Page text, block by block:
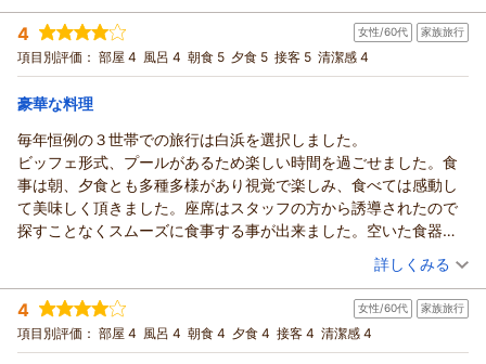
てなしと、快適なご滞在をご提供できるよう努めてまいりま
す。
ぜひまた季節を変えて当館へお越しくださいませ。
スタッフ一同、またのお越しを心よりお待ち申し上げておりま
す。
宮本
（返信日：2026/08/03）
宿泊時期： 2026年07月宿泊 (恋人旅行)
投稿者： かすみちゃんさん
宿泊プラン： 和歌山県大阪府奈良県三重県在住の皆様限定プラン♪秘密の2つ
の特典付き♪
ツイン 朝・夕
宿泊価格帯：
白浜古賀の井リゾート＆スパからの返信
かすみちゃん様
この度は白浜古賀の井リゾート＆スパにご宿泊いただき誠にあ
りがとうございます。
また温かいお褒めのお言葉をいただき、重ねて御礼申し上げま
ご滞在中のお力になれましたこと、スタッフ一同大変嬉しく拝
読いたしました。
これからも皆様に心に残るひとときをお過ごしいただけるよ
う、より一層心を込めたおもてなしに努めてまいります。
4 女性/60代 家族旅行
項目別評価： 部屋 4 風呂 4 朝食 5 夕食 5 接客 5 清潔感 4
豪華な料理
毎年恒例の３世帯での旅行は白浜を選択しました。
ビッフェ形式、プールがあるため楽しい時間を過ごせました。食
事は朝、夕食とも多種多様があり視覚で楽しみ、食べては感動し
て美味しく頂きました。座席はスタッフの方から誘導されたので
探すことなくスムーズに食事する事が出来ました。空いた食器は
大部屋の和室を利用しましたが、窓際に行く時の段差があり、危
なさを感じました。
また、トイレのドアの隙間が無く明けしめが大変でした。
空調設備の音で夜間、眠れなかった事この３点が残念でした。し
（投稿日：2026/07/20）
宿泊時期： 2026年07月宿泊 (家族旅行)
投稿者： Hiちゃんさん
宿泊プラン： ＜ビュッフェ＞ワクワクが止まらない！海と空、煌めく景色と
共に味わう料理たち♪
和室 朝・夕
詳しくみる
4 女性/60代 家族旅行
項目別評価： 部屋 4 風呂 4 朝食 4 夕食 4 接客 4 清潔感 4